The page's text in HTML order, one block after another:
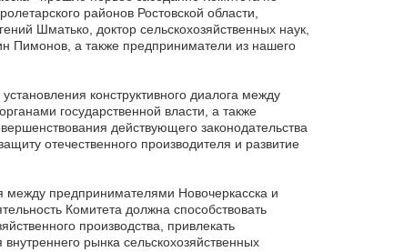
районов Ростовской области,
Шматько, доктор сельскохозяйственных наук,
Пимонов, а также предприниматели из нашего
конструктивного диалога между
государственной власти, а также
действующего законодательства
отечественного производителя и развитие
между предпринимателями Новочеркасска и
Комитета должна способствовать
производства, привлекать
рынка сельскохозяйственных